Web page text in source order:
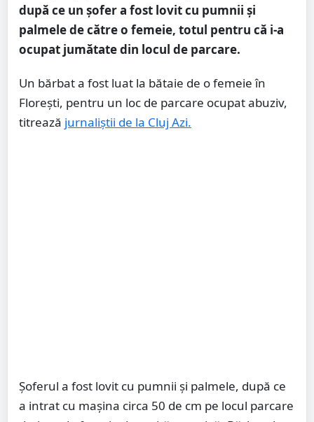
după ce un șofer a fost lovit cu pumnii și
palmele de către o femeie, totul pentru că i-a
ocupat jumătate din locul de parcare.
Un bărbat a fost luat la bătaie de o femeie în
Florești, pentru un loc de parcare ocupat abuziv,
titrează jurnaliștii de la Cluj Azi.
Șoferul a fost lovit cu pumnii și palmele, după ce
a intrat cu mașina circa 50 de cm pe locul parcare